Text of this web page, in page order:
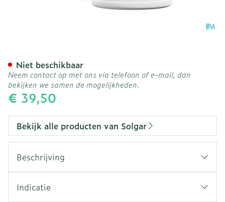
€ 39,50
Niet beschikbaar
Neem contact op met ons via telefoon of e-mail, dan
bekijken we samen de mogelijkheden.
Bekijk alle producten van Solgar
Beschrijving
Indicatie